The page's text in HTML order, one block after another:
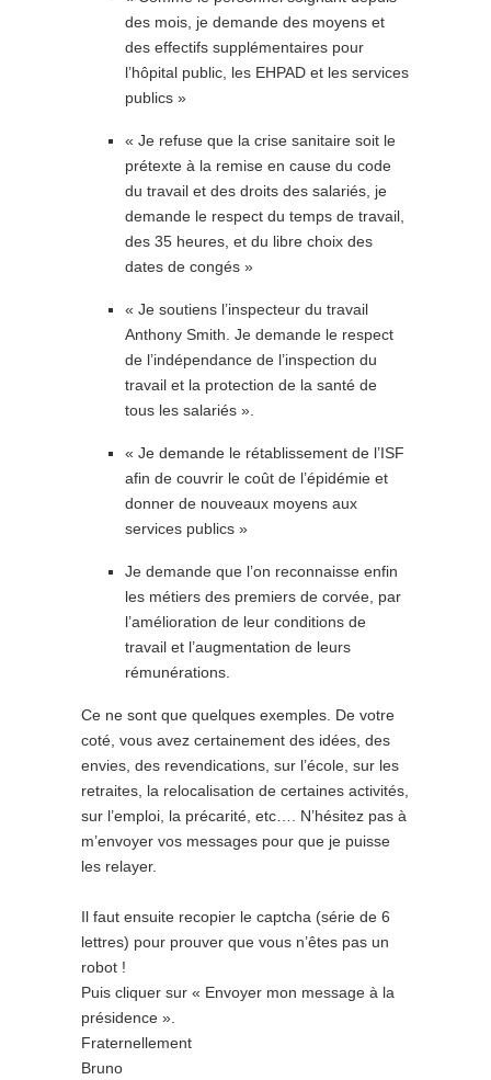
des mois, je demande des moyens et
des effectifs supplémentaires pour
l’hôpital public, les EHPAD et les services
publics »
« Je refuse que la crise sanitaire soit le
prétexte à la remise en cause du code
du travail et des droits des salariés, je
demande le respect du temps de travail,
des 35 heures, et du libre choix des
dates de congés »
« Je soutiens l’inspecteur du travail
Anthony Smith. Je demande le respect
de l’indépendance de l’inspection du
travail et la protection de la santé de
tous les salariés ».
« Je demande le rétablissement de l’ISF
afin de couvrir le coût de l’épidémie et
donner de nouveaux moyens aux
services publics »
Je demande que l’on reconnaisse enfin
les métiers des premiers de corvée, par
l’amélioration de leur conditions de
travail et l’augmentation de leurs
rémunérations.
Ce ne sont que quelques exemples. De votre
coté, vous avez certainement des idées, des
envies, des revendications, sur l’école, sur les
retraites, la relocalisation de certaines activités,
sur l’emploi, la précarité, etc…. N’hésitez pas à
m’envoyer vos messages pour que je puisse
les relayer.
Il faut ensuite recopier le captcha (série de 6
lettres) pour prouver que vous n’êtes pas un
robot !
Puis cliquer sur « Envoyer mon message à la
présidence ».
Fraternellement
Bruno